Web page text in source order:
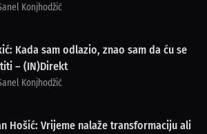
Konjhodžić
Kada sam odlazio, znao sam da ću se
– (IN)Direkt
Konjhodžić
Hošić: Vrijeme nalaže transformaciju ali